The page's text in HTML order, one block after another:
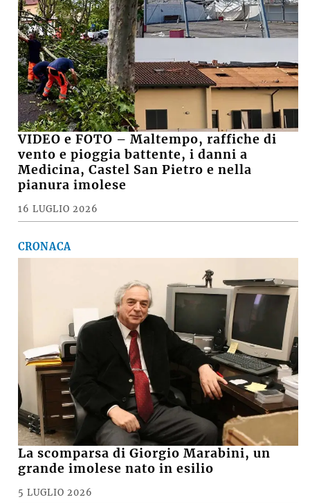
VIDEO e FOTO – Maltempo, raffiche di
vento e pioggia battente, i danni a
Medicina, Castel San Pietro e nella
pianura imolese
16 LUGLIO 2026
CRONACA
La scomparsa di Giorgio Marabini, un
grande imolese nato in esilio
5 LUGLIO 2026